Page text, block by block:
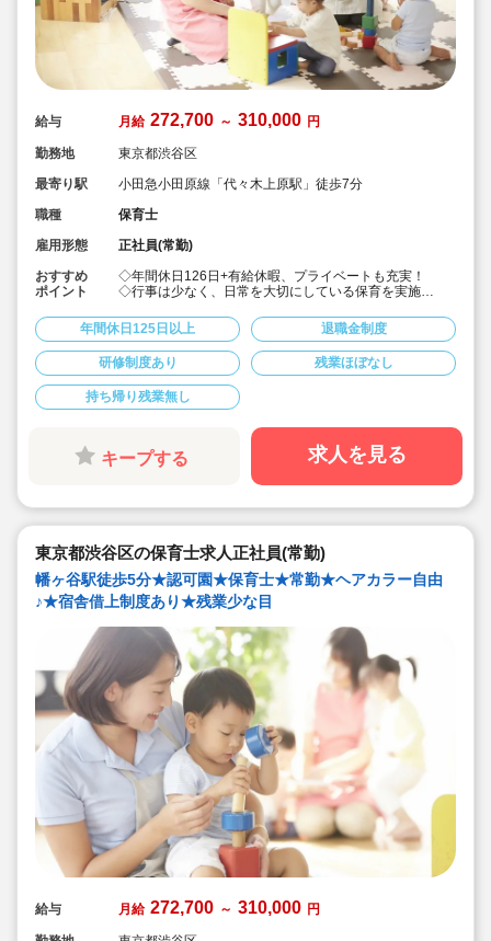
給与 月給 272,700 ～ 310,000 円
勤務地
東京都渋谷区
最寄り駅
小田急小田原線「代々木上原駅」徒歩7分
職種
保育士
雇用形態
正社員(常勤)
おすすめ
ポイント
◇年間休日126日+有給休暇、プライベートも充実！
◇行事は少なく、日常を大切にしている保育を実施
にしています。
◇産休・育休からの復帰（男性の育休実績あり）、時短
勤務実績多数で働きやすい職場です
◇ヘアカラーは自由。髪色の制限なし。
◇20代で経験少ない方もノビノビ働きやすい環境
◇書き物のICT化も進めており持ち帰り業務/残業ほぼな
し。
◇残業した場合の代は1分単位で支給されます
◇子どもが自分の意志や感情を尊重され、自分で選択し
ていくことをあたたかく見守り、子どもが主体の保育を
のような保育園
できる範囲で実施
◇在籍年数や保育経験に合わせた段階的な研修を年間総
計110回以上実施。研修も参加しやすい職場環境です
年間休日125日以上 退職金制度
研修制度あり 残業ほぼなし
持ち帰り残業無し
キープする 求人を見る
東京都渋谷区の保育士求人正社員(常勤)
幡ヶ谷駅徒歩5分★認可園★保育士★常勤★ヘアカラー自由
♪★宿舎借上制度あり★残業少な目
給与 月給 272,700 ～ 310,000 円